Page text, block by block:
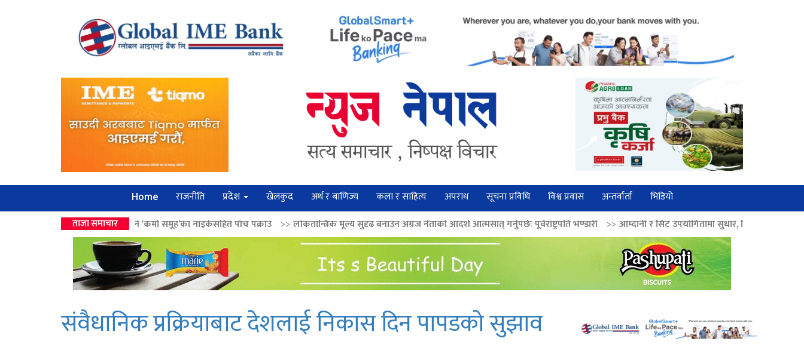
Home राजनीति प्रदेश खेलकुद अर्थ र बाणिज्य कला र साहित्य अपराध सूचना प्रविधि विश्व प्रवास अन्तर्वार्ता भिडियो
ताजा समाचार
सिक्री लुट्ने ‘कर्मा समूह’का नाइकेसहित पाँच पक्राउ >>लोकतान्त्रिक मूल्य सुदृढ बनाउन अग्रज नेताको आदर्श आत्मसात् गर्नुपर्छः पूर्वराष्ट्रपति भण्डारी >>आम्दानी र सिट उपयोगितामा सुधार, निगमलाई आत्मनिर्भर बनाउने तयारी
संवैधानिक प्रक्रियाबाट देशलाई निकास दिन पापडको सुझाव